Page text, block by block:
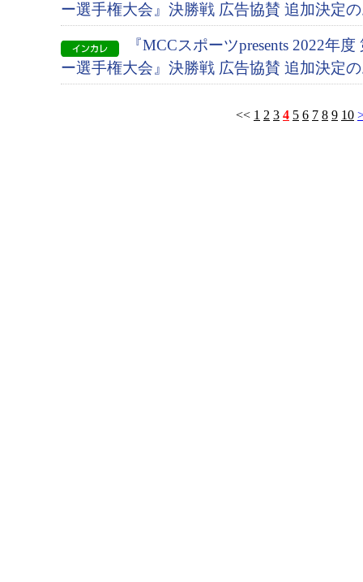
ー選手権大会』決勝戦 広告協賛 追加決定
『MCCスポーツpresents 2022年
ー選手権大会』決勝戦 広告協賛 追加決定
<< 1 2 3 4 5 6 7 8 9 10